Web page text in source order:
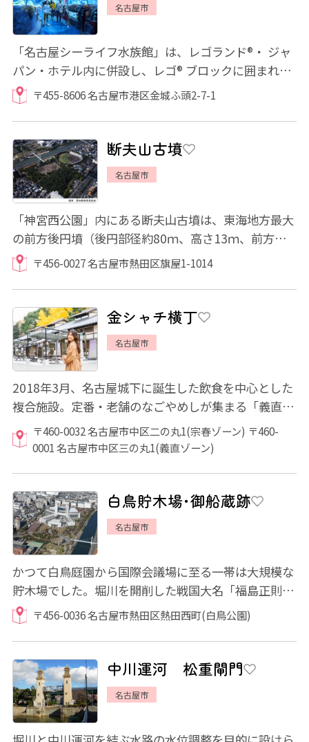
名古屋市
「名古屋シーライフ水族館」は、レゴランド®・ ジャ
パン・ホテル内に併設し、レゴ® ブロックに囲まれな
がら、こどもの成長をおうえんする水族...
〒455-8606 名古屋市港区金城ふ頭2-7-1
断夫山古墳
名古屋市
「神宮西公園」内にある断夫山古墳は、東海地方最大
の前方後円墳（後円部径約80ｍ、高さ13ｍ、前方部
幅は約120ｍ、高さ16ｍ）。墳丘は3段築成で、...
〒456-0027 名古屋市熱田区旗屋1-1014
金シャチ横丁
名古屋市
2018年3月、名古屋城下に誕生した飲食を中心とした
複合施設。定番・老舗のなごやめしが集まる「義直ゾ
ーン」では、ここでしか味わえないオリジナル...
〒460-0032 名古屋市中区二の丸1(宗春ゾーン) 〒460-
0001 名古屋市中区三の丸1(義直ゾーン)
白鳥貯木場･御船蔵跡
名古屋市
かつて白鳥庭園から国際会議場に至る一帯は大規模な
貯木場でした。堀川を開削した戦国大名「福島正則
氏」が名古屋城築城のための資材置き場・船置...
〒456-0036 名古屋市熱田区熱田西町(白鳥公園)
中川運河 松重閘門
名古屋市